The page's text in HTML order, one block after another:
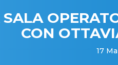
CON
17